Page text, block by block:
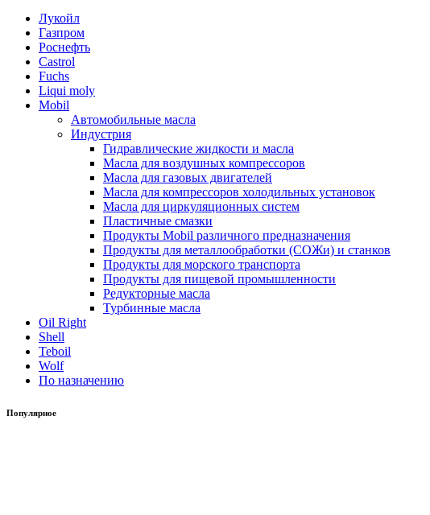
Лукойл
Газпром
Роснефть
Castrol
Fuchs
Liqui moly
Mobil
Автомобильные масла
Индустрия
Гидравлические жидкости и масла
Масла для воздушных компрессоров
Масла для газовых двигателей
Масла для компрессоров холодильных установок
Масла для циркуляционных систем
Пластичные смазки
Продукты Mobil различного предназначения
Продукты для металлообработки (СОЖи) и станков
Продукты для морского транспорта
Продукты для пищевой промышленности
Редукторные масла
Турбинные масла
Oil Right
Shell
Teboil
Wolf
По назначению
Популярное